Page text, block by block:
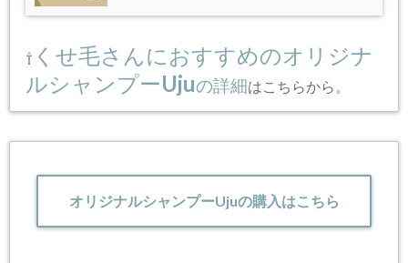
⇧ くせ毛さんにおすすめのオリジナ
ルシャンプーUjuの詳細はこちらから。
オリジナルシャンプーUjuの購入はこちら